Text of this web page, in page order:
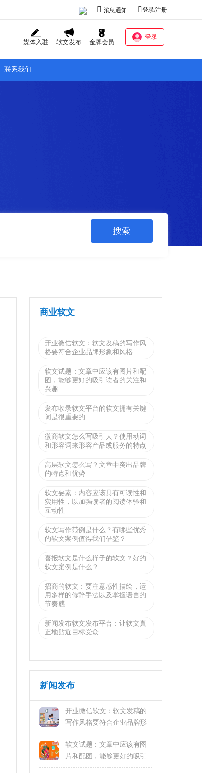
消息通知 登录/注册
媒体入驻 软文发布 金牌会员
登录
联系我们
商业软文
开业微信软文：软文发稿的写作风
格要符合企业品牌形象和风格
软文试题：文章中应该有图片和配
图，能够更好的吸引读者的关注和
兴趣
发布收录软文平台的软文拥有关键
词是很重要的
微商软文怎么写吸引人？使用动词
和形容词来形容产品或服务的特点
高层软文怎么写？文章中突出品牌
的特点和优势
软文要素：内容应该具有可读性和
实用性，以加强读者的阅读体验和
互动性
软文写作范例是什么？有哪些优秀
的软文案例值得我们借鉴？
喜报软文是什么样子的软文？好的
软文案例是什么？
招商的软文：要注意感性描绘，运
用多样的修辞手法以及掌握语言的
节奏感
新闻发布软文发布平台：让软文真
正地贴近目标受众
新闻发布
开业微信软文：软文发稿的
写作风格要符合企业品牌形
象和风格
软文试题：文章中应该有图
片和配图，能够更好的吸引
读者的关注和兴趣